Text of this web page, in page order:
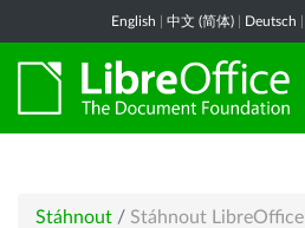
English 中文 (简体) Deutsch
Stáhnout / Stáhnout LibreOffice